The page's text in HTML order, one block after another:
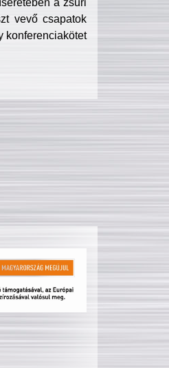
a zsűri
vevő csapatok
konferenciakötet